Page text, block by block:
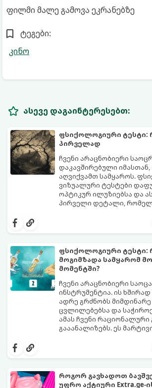
ფილმი მალე გამოვა ეკრანებზე
ტეგები:
კინო
ასევე დაგაინტერესებთ:
ფსიქოლოგიური ტესტი:
პირველად
ჩვენი არაცნობიერი
დაკავშირებული
აღვიქვამთ სამყაროს.
ვიზუალური ტესტები
ოპტიკურ ილუზიებსა და
პირველი დეტალი,
პიროვნების ფარულ
ფსიქოლოგიური ტესტი:
მოგიმზადა სამყარომ
მომენტში?
ჩვენი არაცნობიერი
ინსტრუმენტია. ის
ადრე გრძნობს მიმდინარე
ცვლილებებსა და
ამას ჩვენი რაციონალური
გააანალიზებს. ეს
ასოციაციურ აღქმაზეა
თქვენთვის ცხოვრების ამ
აირჩიეთ სამი
როგორ გავხადოთ
უფრო აქტიური Extra.ge-